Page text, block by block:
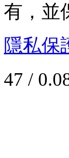
有，並
隱私保
47 /